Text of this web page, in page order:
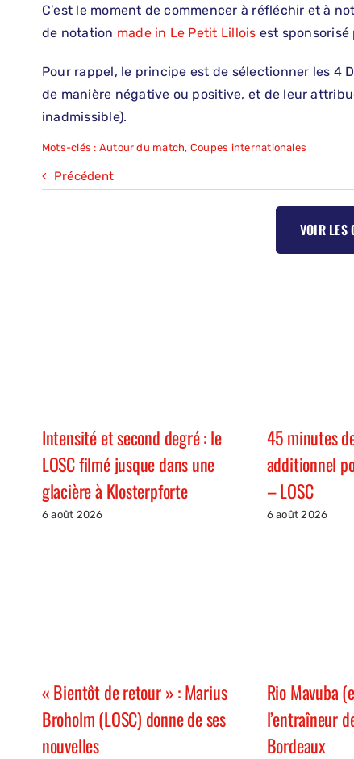
C’est le moment de commencer à réfléchir et à
de notation made in Le Petit Lillois est sponsorisé
Pour rappel, le principe est de sélectionner les 4
de manière négative ou positive, et de leur
inadmissible).
Mots-clés : Autour du match, Coupes internationales
Précédent
VOIR LES
Intensité et second degré : le
LOSC filmé jusque dans une
glacière à Klosterpforte
6 août 2026
45 minutes
additionnel
– LOSC
6 août 2026
« Bientôt de retour » : Marius
Broholm (LOSC) donne de ses
nouvelles
Rio Mavuba
l’entraîneur
Bordeaux